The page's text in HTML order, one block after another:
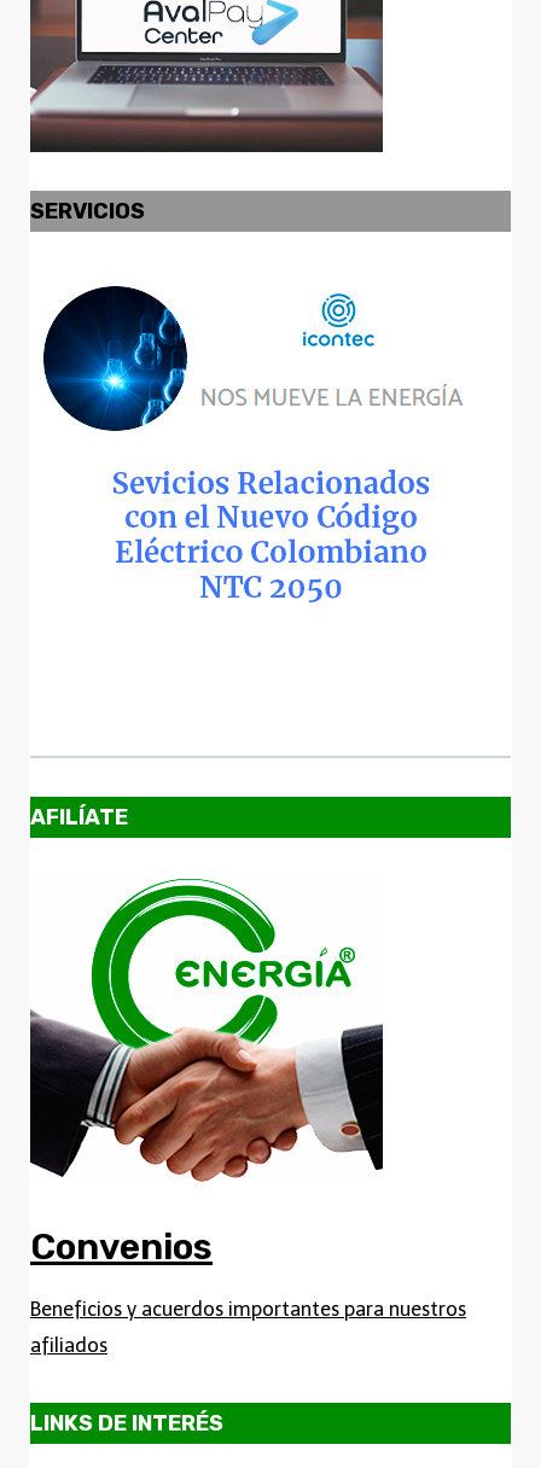
SERVICIOS
AFILÍATE
Convenios
Beneficios y acuerdos importantes para nuestros
afiliados
LINKS DE INTERÉS